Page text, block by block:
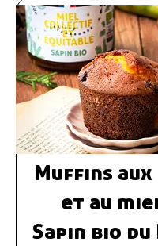
Muffins aux
et au
Sapin bio